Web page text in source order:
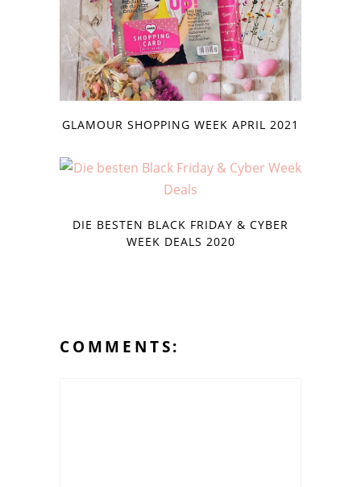
GLAMOUR SHOPPING WEEK APRIL 2021
DIE BESTEN BLACK FRIDAY & CYBER
WEEK DEALS 2020
COMMENTS: